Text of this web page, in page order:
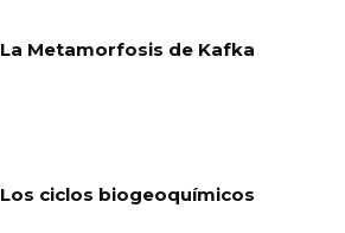
La Metamorfosis de Kafka
Los ciclos biogeoquímicos